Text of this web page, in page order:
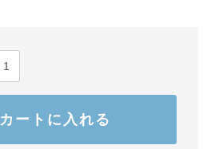
カートに入れる